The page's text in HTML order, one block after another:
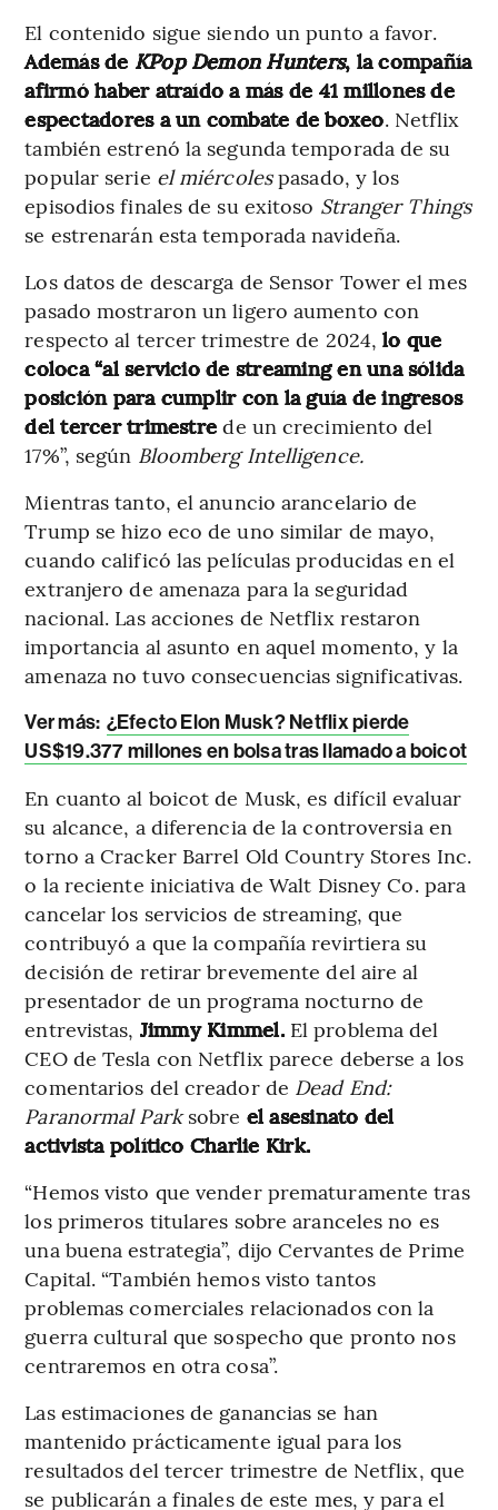
El contenido sigue siendo un punto a favor.
Además de KPop Demon Hunters, la compañía
afirmó haber atraído a más de 41 millones de
espectadores a un combate de boxeo. Netflix
también estrenó la segunda temporada de su
popular serie el miércolespasado, y los
episodios finales de su exitoso Stranger Things
se estrenarán esta temporada navideña.
Los datos de descarga de Sensor Tower el mes
pasado mostraron un ligero aumento con
respecto al tercer trimestre de 2024,lo que
coloca “al servicio de streaming en una sólida
posición para cumplir con la guía de ingresos
del tercer trimestrede un crecimiento del
17%”, según Bloomberg Intelligence.
Mientras tanto, el anuncio arancelario de
Trump se hizo eco de uno similar de mayo,
cuando calificó las películas producidas en el
extranjero de amenaza para la seguridad
nacional. Las acciones de Netflix restaron
importancia al asunto en aquel momento, y la
amenaza no tuvo consecuencias significativas.
Ver más: ¿Efecto Elon Musk? Netflix pierde
US$19.377 millones en bolsa tras llamado a boicot
En cuanto al boicot de Musk, es difícil evaluar
su alcance, a diferencia de la controversia en
torno a Cracker Barrel Old Country Stores Inc.
o la reciente iniciativa de Walt Disney Co. para
cancelar los servicios de streaming, que
contribuyó a que la compañía revirtiera su
decisión de retirar brevemente del aire al
presentador de un programa nocturno de
entrevistas, Jimmy Kimmel.El problema del
CEO de Tesla con Netflix parece deberse a los
comentarios del creador de Dead End:
Paranormal Parksobre el asesinato del
activista político Charlie Kirk.
“Hemos visto que vender prematuramente tras
los primeros titulares sobre aranceles no es
una buena estrategia”, dijo Cervantes de Prime
Capital. “También hemos visto tantos
problemas comerciales relacionados con la
guerra cultural que sospecho que pronto nos
centraremos en otra cosa”.
Las estimaciones de ganancias se han
mantenido prácticamente igual para los
resultados del tercer trimestre de Netflix, que
se publicarán a finales de este mes, y para el